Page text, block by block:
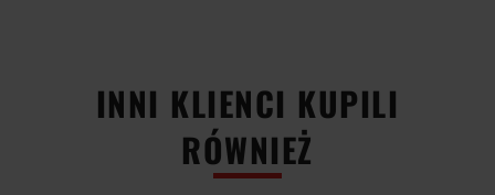
INNI KLIENCI KUPILI
RÓWNIEŻ